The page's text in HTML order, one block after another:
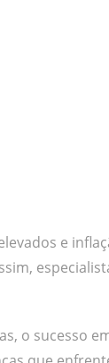
e
o sucesso